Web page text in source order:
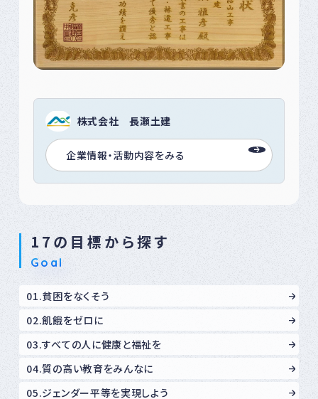
17の目標から探す
Goal
01.貧困をなくそう
02.飢餓をゼロに
03.すべての人に健康と福祉を
04.質の高い教育をみんなに
05.ジェンダー平等を実現しよう
株式会社 長瀬土建
企業情報・活動内容をみる